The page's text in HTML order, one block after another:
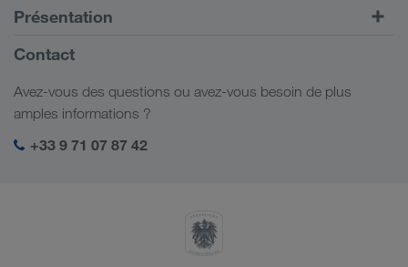
Portail client CONNECT
Solutions numériques
Mon espace de connexion LKW WALTER
Europe
Caucase
Asie Centrale
Moyen-Orient
Afrique du Nord
Présentation
Informations générales
Responsabilité sociale
Contact
Avez-vous des questions ou avez-vous besoin de plus
amples informations ?
+33 9 71 07 87 42